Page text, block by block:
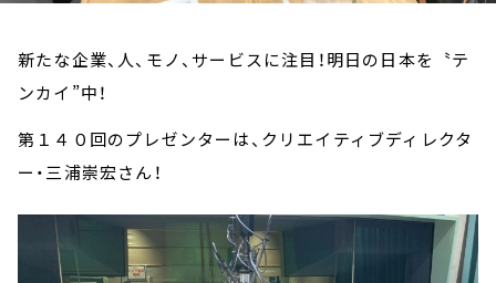
新たな企業、人、モノ、サービスに注目！明日の日本を〝テ
ンカイ”中！
第１４０回のプレゼンターは、クリエイティブディレクタ
ー・三浦崇宏さん！